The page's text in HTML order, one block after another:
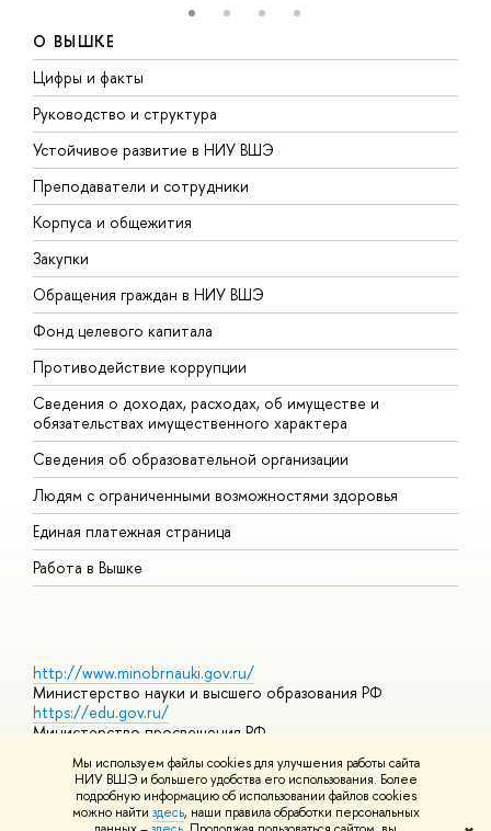
Мы используем файлы cookies для улучшения работы сайта
НИУ ВШЭ и большего удобства его использования. Более
подробную информацию об использовании файлов cookies
можно найти здесь, наши правила обработки персональных
О ВЫШКЕ
Цифры и факты
Руководство и структура
Устойчивое развитие в НИУ ВШЭ
Преподаватели и сотрудники
Корпуса и общежития
Закупки
Обращения граждан в НИУ ВШЭ
Фонд целевого капитала
Противодействие коррупции
Сведения о доходах, расходах, об имуществе и
обязательствах имущественного характера
Сведения об образовательной организации
Людям с ограниченными возможностями здоровья
Единая платежная страница
Работа в Вышке
http://www.minobrnauki.gov.ru/
Министерство науки и высшего образования РФ
https://edu.gov.ru/
Министерство просвещения РФ
https://elearning.hse.ru/mooc
Массовые открытые онлайн-курсы